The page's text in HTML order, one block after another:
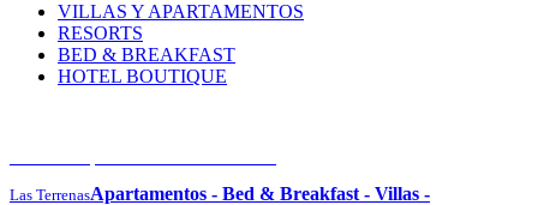
VILLAS Y APARTAMENTOS
RESORTS
BED & BREAKFAST
HOTEL BOUTIQUE
Las TerrenasApartamentos - Bed & Breakfast - Villas -